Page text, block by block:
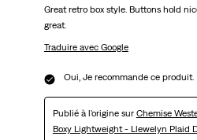
Great retro box style. Buttons hold
great.
Traduire avec Google
Oui, Je recommande ce produit.
Publié à l'origine sur Chemise
Boxy Lightweight - Llewelyn Plaid